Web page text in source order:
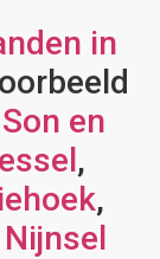
in
Son en
,
,
Nijnsel